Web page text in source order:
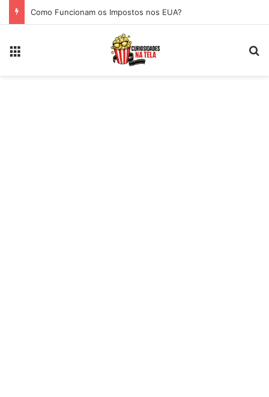
Como Funcionam os Impostos nos EUA?